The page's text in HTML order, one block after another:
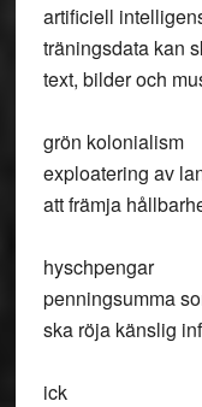
artificiell
träningsdata kan
text, bilder och
grön kolonialism
exploatering av
att främja
hyschpengar
penningsumma
ska röja känslig
ick